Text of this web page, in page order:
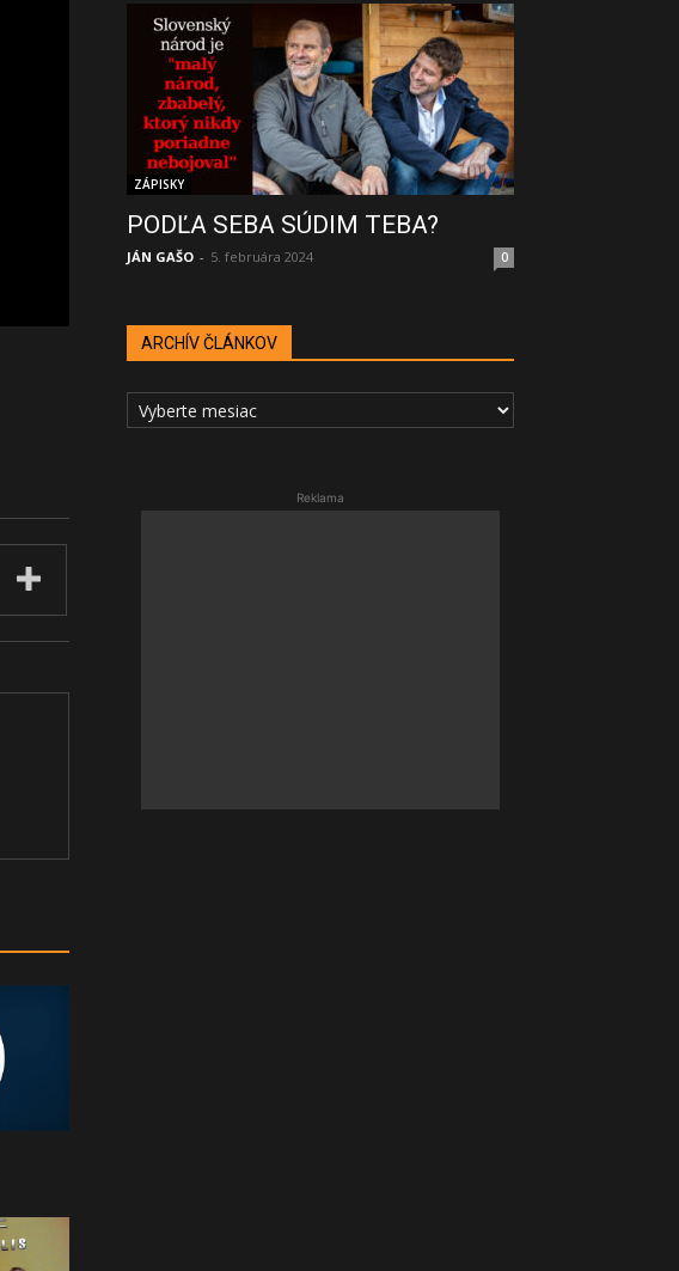
ZÁPISKY
PODĽA SEBA SÚDIM TEBA?
JÁN GAŠO - 5. februára 2024 0
ARCHÍV ČLÁNKOV
ARCHÍV
ČLÁNKOV
Reklama